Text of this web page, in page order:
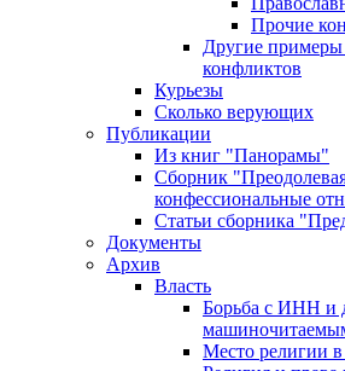
Прочие
Другие примеры
конфликтов
Курьезы
Сколько верующих
Публикации
Из книг "Панорамы"
Сборник
конфессиональные
Статьи сборника
Документы
Архив
Власть
Борьба с ИНН и
Место религии